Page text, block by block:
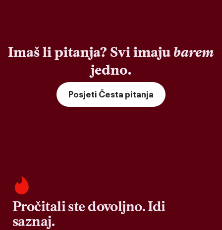
Imaš li pitanja? Svi imaju barem
jedno.
Posjeti Česta pitanja
Pročitali ste dovoljno. Idi
saznaj.